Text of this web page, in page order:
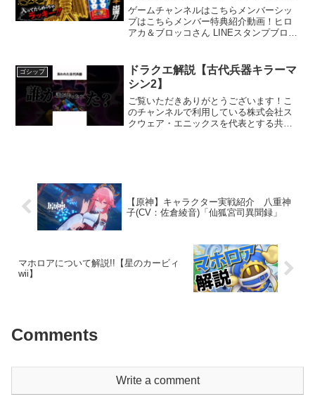
エラムネのおまけも黄金
に！！！？？？
ゲームチャンネルはこちらメンバーシッ
プはこちらメンバー特典紹介動画！ヒロ
アカ＆ブロッコさん LINEスタンプブロッ
ブロッコさん弟登場！第5弾 ブロッコさ
ん...
ゴシップ
ドラクエ解説【古代兵器キラーマ
シン2】
ご覧いただきありがとうございます！こ
のチャンネルで利用している株式会社ス
クウェア・エニックスを代表とする共同
【原神】キャラクター実戦紹介 八重神
子(CV：佐倉綾音)「仙狐宮司異聞録」
マホロアについて解説!!【星のカービィ
wii】
Comments
Write a comment